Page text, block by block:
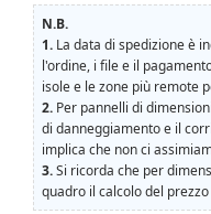
N.B.
1. La data di spedizione è
l'ordine, i file e il
isole e le zone più remote
2. Per pannelli di
di danneggiamento e il
implica che non ci
3.Si ricorda che per
quadro il calcolo del